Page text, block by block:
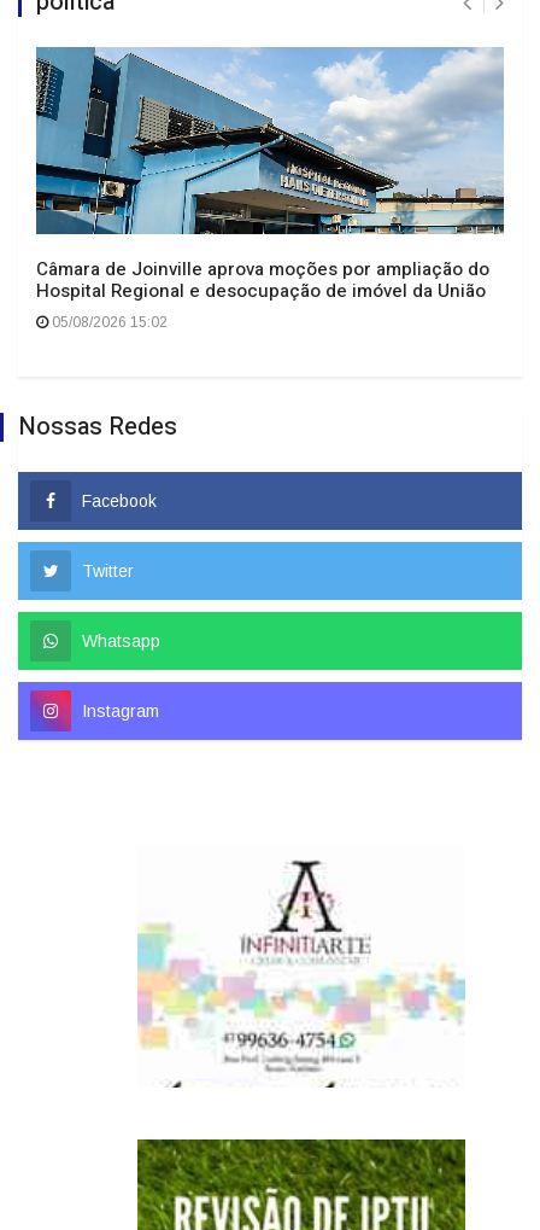
Câmara de Joinville aprova moções por ampliação do
Hospital Regional e desocupação de imóvel da União
05/08/2026 15:02
Nossas Redes
Facebook
Twitter
Whatsapp
Instagram